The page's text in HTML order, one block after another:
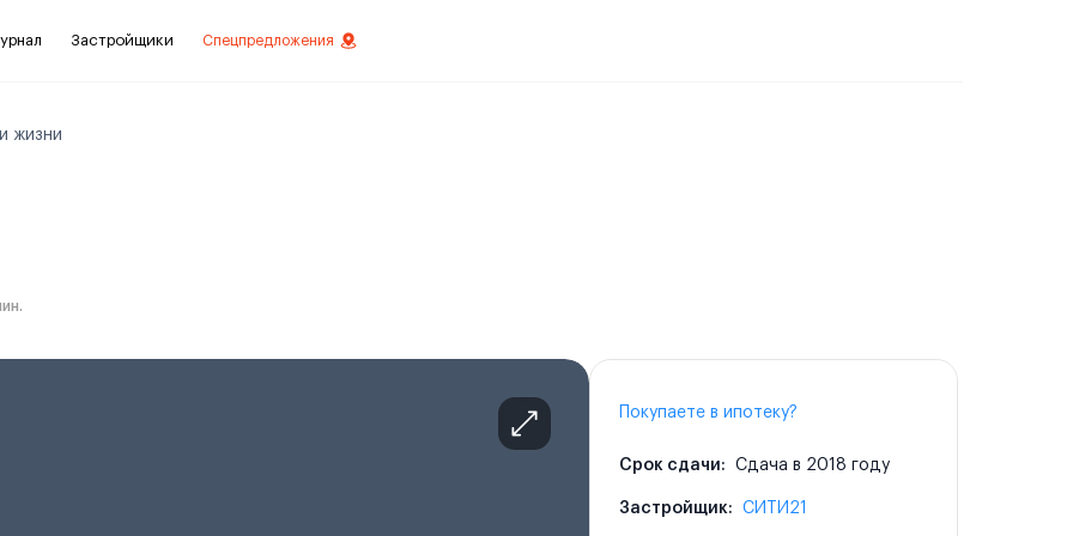
Застройщики Спецпредложения
жизни
Покупаете в ипотеку?
Срок сдачи: Сдача в 2018 году
Застройщик: СИТИ21